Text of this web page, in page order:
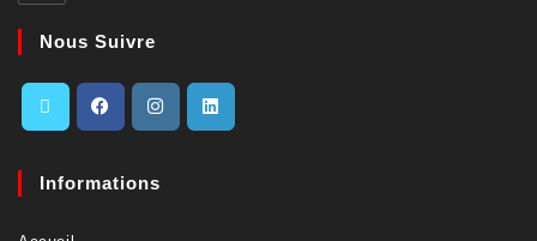
Nous Suivre
Informations